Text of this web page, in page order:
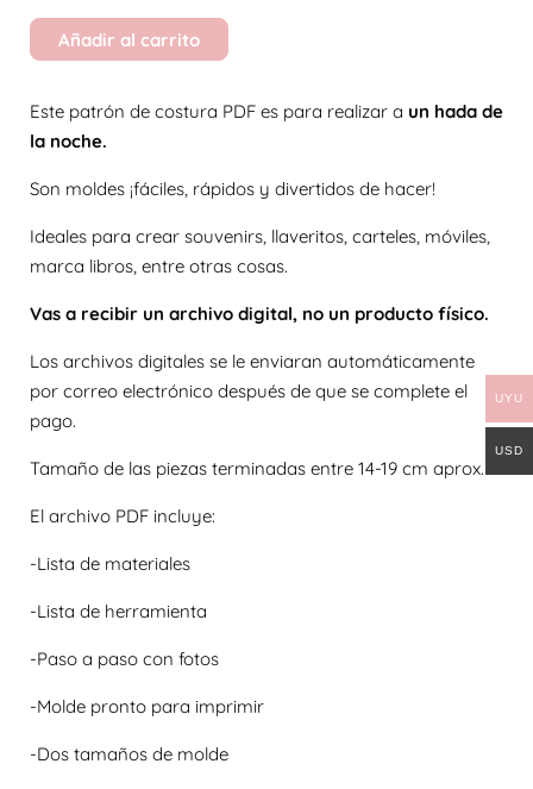
Añadir al carrito
Este patrón de costura PDF es para realizar a un hada de
la noche.
Son moldes ¡fáciles, rápidos y divertidos de hacer!
Ideales para crear souvenirs, llaveritos, carteles, móviles,
marca libros, entre otras cosas.
Vas a recibir un archivo digital, no un producto físico.
Los archivos digitales se le enviaran automáticamente
por correo electrónico después de que se complete el
pago.
Tamaño de las piezas terminadas entre 14-19 cm aprox.
El archivo PDF incluye:
-Lista de materiales
-Lista de herramienta
-Paso a paso con fotos
-Molde pronto para imprimir
-Dos tamaños de molde
UYU
USD